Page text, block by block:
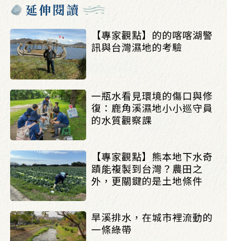
延伸閱讀
【專家觀點】的的喀喀湖警
訊與台灣濕地的考驗
一瓶水看見環境的傷口與修
復：鹿角溪濕地小小巡守員
的水質觀察課
【專家觀點】熊本地下水奇
蹟能複製到台灣？農田之
外，更關鍵的是土地條件
旱溪排水，在城市裡流動的
一條綠帶